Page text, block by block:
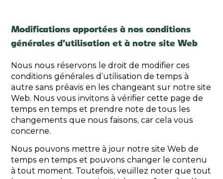
Modifications apportées à nos conditions
générales d’utilisation et à notre site Web
Nous nous réservons le droit de modifier ces
conditions générales d’utilisation de temps à
autre sans préavis en les changeant sur notre site
Web. Nous vous invitons à vérifier cette page de
temps en temps et prendre note de tous les
changements que nous faisons, car cela vous
concerne.
Nous pouvons mettre à jour notre site Web de
temps en temps et pouvons changer le contenu
à tout moment. Toutefois, veuillez noter que tout